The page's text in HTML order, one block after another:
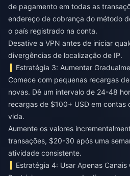
de pagamento em todas as
endereço de cobrança do método
o país registrado na conta.
Desative a VPN antes de iniciar
divergências de localização de IP.
Estratégia 3: Aumentar
Comece com pequenas recargas
novas. Dê um intervalo de 24-48
recargas de $100+ USD em contas
vida.
Aumente os valores
transações, $20-30 após uma
atividade consistente.
Estratégia 4: Usar Apenas Canais